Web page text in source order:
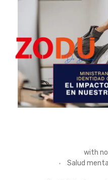
Dr Duany
with
Salud